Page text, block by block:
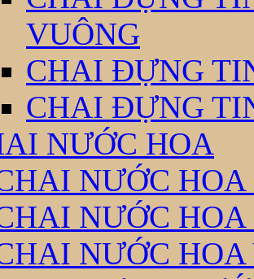
VUÔNG
CHAI ĐỰNG
CHAI ĐỰNG
NƯỚC HOA
NƯỚC
NƯỚC HOA
NƯỚC